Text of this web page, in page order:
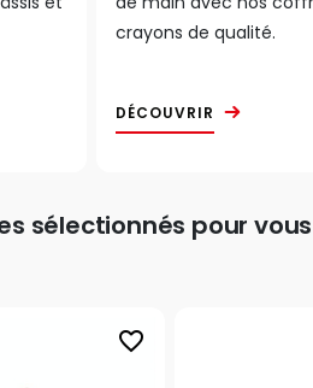
crayons de qualité.
DÉCOUVRIR
sélectionnés pour vous
favorite_border